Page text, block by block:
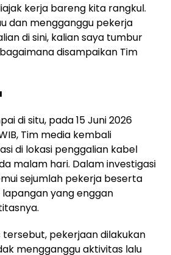
kerja bareng kita rangkul.
dan mengganggu pekerja
di sini, kalian saya tumbur
disampaikan Tim
di situ, pada 15 Juni 2026
Tim media kembali
di lokasi penggalian kabel
malam hari. Dalam investigasi
sejumlah pekerja beserta
yang enggan
pekerjaan dilakukan
mengganggu aktivitas lalu